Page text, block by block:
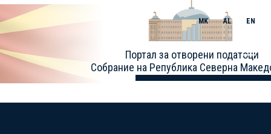
Портал за отворени податоци
Собрание на Република Северна
MK AL EN
Toggle